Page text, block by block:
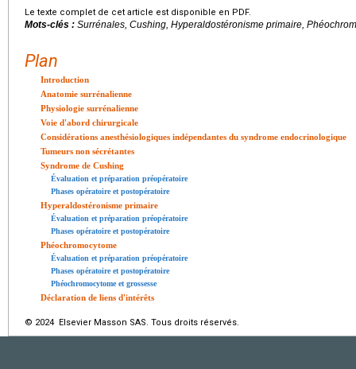
Le texte complet de cet article est disponible en PDF.
Mots-clés : Surrénales, Cushing, Hyperaldostéronisme primaire,
Plan
Introduction
Anatomie surrénalienne
Physiologie surrénalienne
Voie d'abord chirurgicale
Considérations anesthésiologiques indépendantes du syndrome endocrinologique
Tumeurs non sécrétantes
Syndrome de Cushing
Évaluation et préparation préopératoire
Phases opératoire et postopératoire
Hyperaldostéronisme primaire
Évaluation et préparation préopératoire
Phases opératoire et postopératoire
Phéochromocytome
Évaluation et préparation préopératoire
Phases opératoire et postopératoire
Phéochromocytome et grossesse
Déclaration de liens d'intérêts
© 2024 Elsevier Masson SAS. Tous droits réservés.